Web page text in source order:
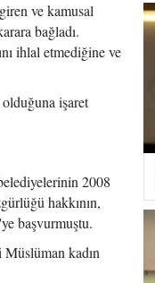
ve kamusal
bağladı.
ihlal etmediğine ve
olduğuna işaret
2008
hakkının,
başvurmuştu.
Müslüman kadın